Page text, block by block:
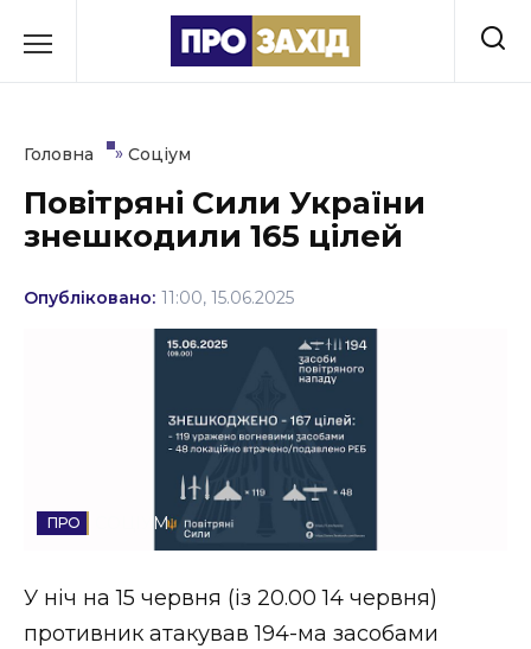
до
Культура
Освіта
Стиль життя
Втрачений Ужгород
Головна » Соціум
Повітряні Сили України
знешкодили 165 цілей
Опубліковано: 11:00, 15.06.2025
СОЦІУМ
У ніч на 15 червня (із 20.00 14 червня)
противник атакував 194-ма засобами